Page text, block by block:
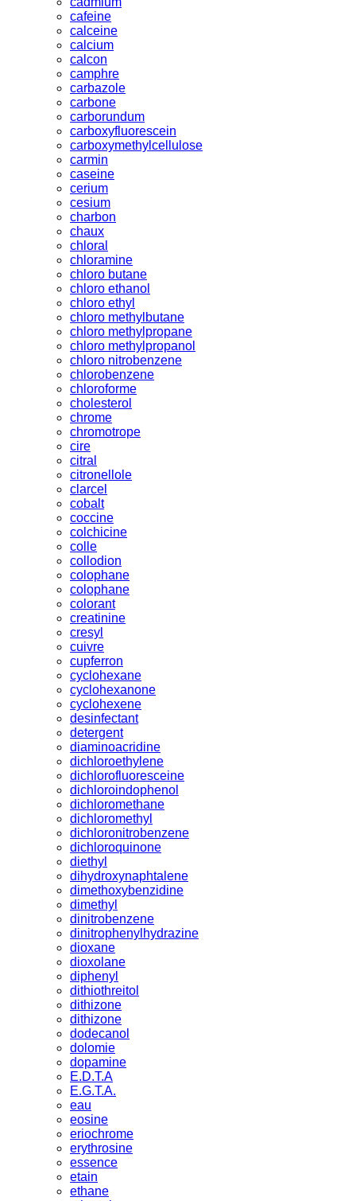
cafeine
calceine
calcium
calcon
camphre
carbazole
carbone
carborundum
carboxyfluorescein
carboxymethylcellulose
carmin
caseine
cerium
cesium
charbon
chaux
chloral
chloramine
chloro butane
chloro ethanol
chloro ethyl
chloro methylbutane
chloro methylpropane
chloro methylpropanol
chloro nitrobenzene
chlorobenzene
chloroforme
cholesterol
chrome
chromotrope
cire
citral
citronellole
clarcel
cobalt
coccine
colchicine
colle
collodion
colophane
colophane
colorant
creatinine
cresyl
cuivre
cupferron
cyclohexane
cyclohexanone
cyclohexene
desinfectant
detergent
diaminoacridine
dichloroethylene
dichlorofluoresceine
dichloroindophenol
dichloromethane
dichloromethyl
dichloronitrobenzene
dichloroquinone
diethyl
dihydroxynaphtalene
dimethoxybenzidine
dimethyl
dinitrobenzene
dinitrophenylhydrazine
dioxane
dioxolane
diphenyl
dithiothreitol
dithizone
dithizone
dodecanol
dolomie
dopamine
E.D.T.A
E.G.T.A.
eau
eosine
eriochrome
erythrosine
essence
etain
ethane